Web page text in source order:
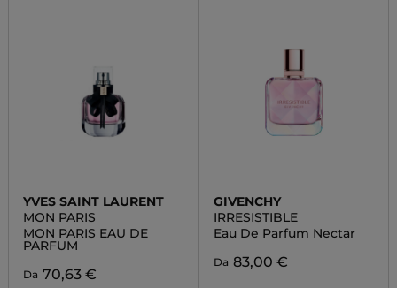
YVES SAINT LAURENT
MON PARIS
MON PARIS EAU DE
PARFUM
Da 70,63 €
GIVENCHY
IRRESISTIBLE
Eau De Parfum Nectar
Da 83,00 €